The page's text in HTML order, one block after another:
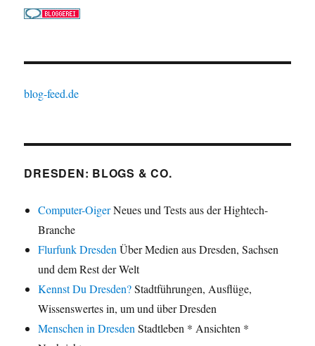
blog-feed.de
DRESDEN: BLOGS & CO.
Computer-OigerNeues und Tests aus der Hightech-
Branche
Flurfunk Dresden Über Medien aus Dresden, Sachsen
und dem Rest der Welt
Kennst Du Dresden?Stadtführungen, Ausflüge,
Wissenswertes in, um und über Dresden
Menschen in Dresden Stadtleben * Ansichten *